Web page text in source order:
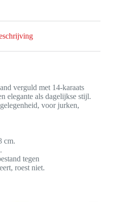
verguld met 14-karaats
elegante als dagelijkse stijl.
voor jurken,
cm.
tegen
roest niet.